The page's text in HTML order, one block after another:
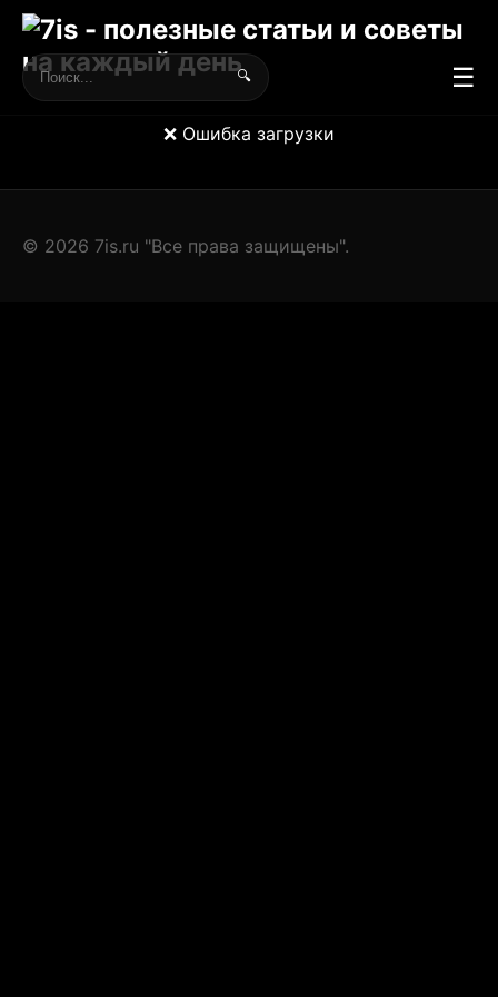
🔍 ☰
❌ Ошибка загрузки
© 2026 7is.ru "Все права защищены".